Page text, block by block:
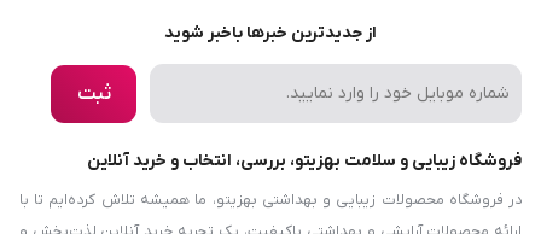
از جدیدترین خبرها باخبر شوید
ثبت
فروشگاه زیبایی و سلامت بهزیتو، بررسی، انتخاب و خرید آنلاین
در فروشگاه محصولات زیبایی و بهداشتی بهزیتو، ما همیشه تلاش کرده‌ایم تا با